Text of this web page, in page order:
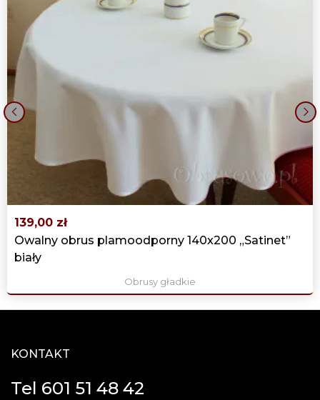
139,00 zł
Owalny obrus plamoodporny 140x200 „Satinet”
biały
Obrusy gładkie
KONTAKT
Tel 601 51 48 42